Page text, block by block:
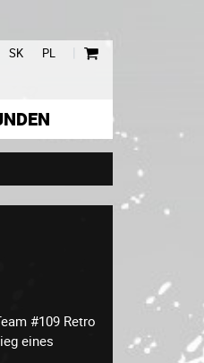
SK PL |
#109 Retro
eines